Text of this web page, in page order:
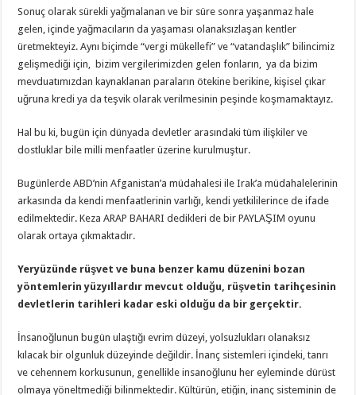
Sonuç olarak sürekli yağmalanan ve bir süre sonra yaşanmaz hale
gelen, içinde yağmacıların da yaşaması olanaksızlaşan kentler
üretmekteyiz. Aynı biçimde “vergi mükellefi” ve “vatandaşlık” bilincimiz
gelişmediği için, bizim vergilerimizden gelen fonların, ya da bizim
mevduatımızdan kaynaklanan paraların ötekine berikine, kişisel çıkar
uğruna kredi ya da teşvik olarak verilmesinin peşinde koşmamaktayız.
Hal bu ki, bugün için dünyada devletler arasındaki tüm ilişkiler ve
dostluklar bile milli menfaatler üzerine kurulmuştur.
Bugünlerde ABD’nin Afganistan’a müdahalesi ile Irak’a müdahalelerinin
arkasında da kendi menfaatlerinin varlığı, kendi yetkililerince de ifade
edilmektedir. Keza ARAP BAHARI dedikleri de bir PAYLAŞIM oyunu
olarak ortaya çıkmaktadır.
Yeryüzünde rüşvet ve buna benzer kamu düzenini bozan
yöntemlerin yüzyıllardır mevcut olduğu, rüşvetin tarihçesinin
devletlerin tarihleri kadar eski olduğu da bir gerçektir.
İnsanoğlunun bugün ulaştığı evrim düzeyi, yolsuzlukları olanaksız
kılacak bir olgunluk düzeyinde değildir. İnanç sistemleri içindeki, tanrı
ve cehennem korkusunun, genellikle insanoğlunu her eyleminde dürüst
olmaya yöneltmediği bilinmektedir. Kültürün, etiğin, inanç sisteminin de